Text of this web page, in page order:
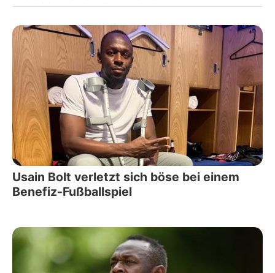
Usain Bolt verletzt sich böse bei einem
Benefiz-Fußballspiel